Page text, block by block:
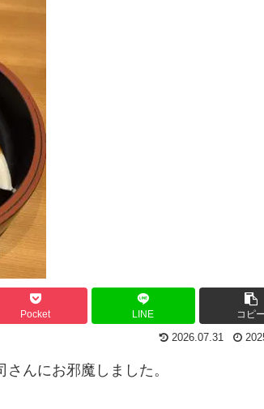
Pocket LINE コピー
2026.07.31
んにお邪魔しました。